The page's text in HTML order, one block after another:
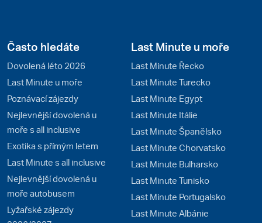
Často hledáte
Dovolená léto 2026
Last Minute u moře
Poznávací zájezdy
Nejlevnější dovolená u
moře s all inclusive
Exotika s přímým letem
Last Minute s all inclusive
Nejlevnější dovolená u
moře autobusem
Lyžařské zájezdy
Last Minute u moře
Last Minute Řecko
Last Minute Turecko
Last Minute Egypt
Last Minute Itálie
Last Minute Španělsko
Last Minute Chorvatsko
Last Minute Bulharsko
Last Minute Tunisko
Last Minute Portugalsko
Last Minute Albánie